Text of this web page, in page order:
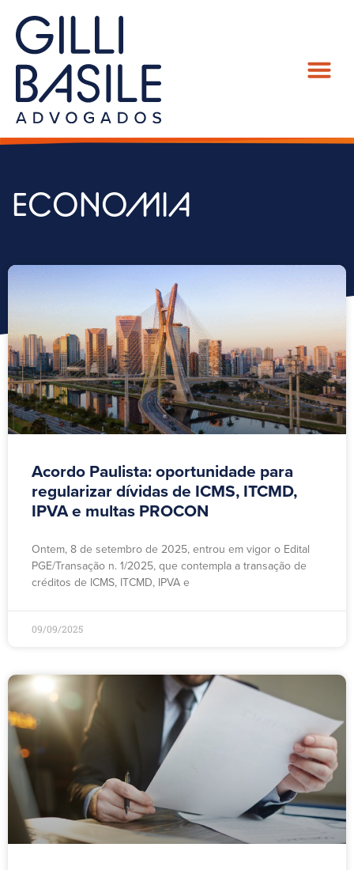
ECONOMIA
Acordo Paulista: oportunidade para
regularizar dívidas de ICMS, ITCMD,
IPVA e multas PROCON
Ontem, 8 de setembro de 2025, entrou em vigor o Edital
PGE/Transação n. 1/2025, que contempla a transação de
créditos de ICMS, ITCMD, IPVA e
09/09/2025